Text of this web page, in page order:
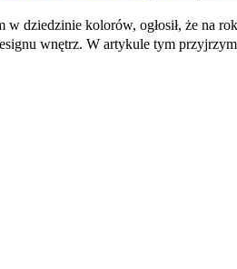
w dziedzinie kolorów, ogłosił, że na
wnętrz. W artykule tym